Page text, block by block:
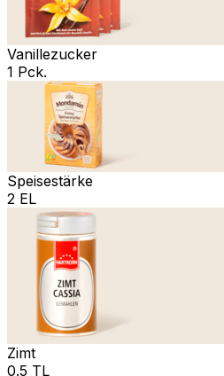
Vanillezucker
1 Pck.
Speisestärke
2 EL
Zimt
0.5 TL